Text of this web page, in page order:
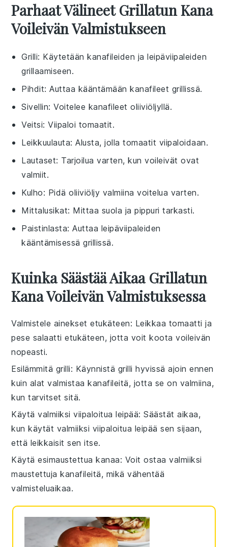
Parhaat Välineet Grillatun Kana
Voileivän Valmistukseen
Grilli: Käytetään kanafileiden ja leipäviipaleiden
grillaamiseen.
Pihdit: Auttaa kääntämään kanafileet grillissä.
Sivellin: Voitelee kanafileet oliiviöljyllä.
Veitsi: Viipaloi tomaatit.
Leikkuulauta: Alusta, jolla tomaatit viipaloidaan.
Lautaset: Tarjoilua varten, kun voileivät ovat
valmiit.
Kulho: Pidä oliiviöljy valmiina voitelua varten.
Mittalusikat: Mittaa suola ja pippuri tarkasti.
Paistinlasta: Auttaa leipäviipaleiden
kääntämisessä grillissä.
Kuinka Säästää Aikaa Grillatun
Kana Voileivän Valmistuksessa
Valmistele ainekset etukäteen: Leikkaa tomaatti ja
pese salaatti etukäteen, jotta voit kootavoileivän
nopeasti.
Esilämmitä grilli: Käynnistä grilli hyvissä ajoin ennen
kuin alat valmistaakanafileitä, jotta se on valmiina,
kun tarvitset sitä.
Käytä valmiiksi viipaloitua leipää: Säästät aikaa,
kun käytät valmiiksi viipaloitua leipää sen sijaan,
että leikkaisit sen itse.
Käytä esimaustettua kanaa: Voit ostaa valmiiksi
maustettujakanafileitä, mikä vähentää
valmisteluaikaa.